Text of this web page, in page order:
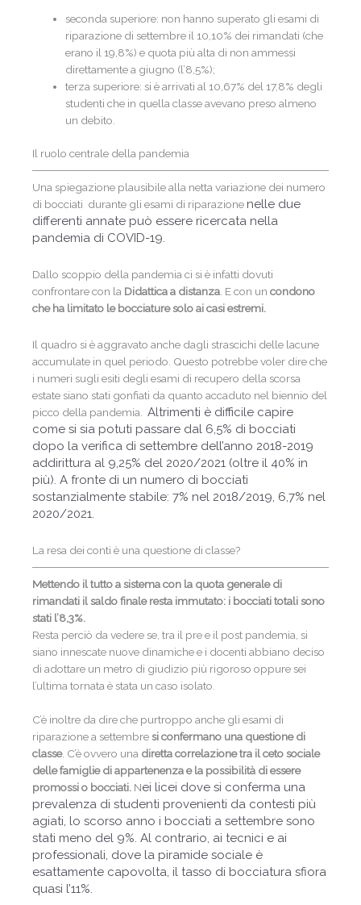
seconda superiore: non hanno superato gli esami di
riparazione di settembre il 10,10% dei rimandati (che
erano il 19,8%) e quota più alta di non ammessi
direttamente a giugno (l’8,5%);
terza superiore: si è arrivati al 10,67% del 17,8% degli
studenti che in quella classe avevano preso almeno
un debito.
Il ruolo centrale della pandemia
Una spiegazione plausibile alla netta variazione dei numero
di bocciati durante gli esami di riparazione nelle due
differenti annate può essere ricercata nella
pandemia di COVID-19.
Dallo scoppio della pandemia ci si è infatti dovuti
confrontare con la Didattica a distanza . E con un condono
che ha limitato le bocciature solo ai casi estremi.
Il quadro si è aggravato anche dagli strascichi delle lacune
accumulate in quel periodo. Questo potrebbe voler dire che
i numeri sugli esiti degli esami di recupero della scorsa
estate siano stati gonfiati da quanto accaduto nel biennio del
picco della pandemia. Altrimenti è difficile capire
come si sia potuti passare dal 6,5% di bocciati
dopo la verifica di settembre dell’anno 2018-2019
addirittura al 9,25% del 2020/2021 (oltre il 40% in
più). A fronte di un numero di bocciati
sostanzialmente stabile: 7% nel 2018/2019, 6,7% nel
2020/2021.
La resa dei conti è una questione di classe?
Mettendo il tutto a sistema con la quota generale di
rimandati il saldo finale resta immutato: i bocciati totali sono
stati l’8,3%.
Resta perciò da vedere se, tra il pre e il post pandemia, si
siano innescate nuove dinamiche e i docenti abbiano deciso
di adottare un metro di giudizio più rigoroso oppure sei
l’ultima tornata è stata un caso isolato.
C’è inoltre da dire che purtroppo anche gli esami di
riparazione a settembresi confermano una questione di
classe. C’è ovvero una diretta correlazione tra il ceto sociale
delle famiglie di appartenenza e la possibilità di essere
promossi o bocciati. Nei licei dove si conferma una
prevalenza di studenti provenienti da contesti più
agiati, lo scorso anno i bocciati a settembre sono
stati meno del 9%. Al contrario, ai tecnici e ai
professionali, dove la piramide sociale è
esattamente capovolta, il tasso di bocciatura sfiora
quasi l’11%.